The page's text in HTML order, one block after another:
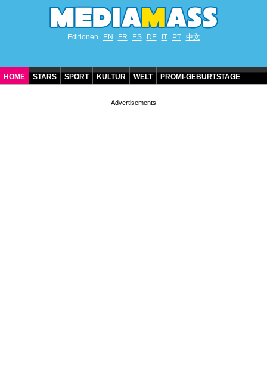
Editionen EN FR ES DE IT PT 中文
HOME STARS SPORT KULTUR WELT PROMI-GEBURTSTAGE